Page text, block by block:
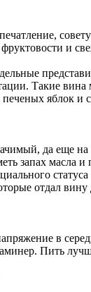
и
Такие
яблок и
да еще
запах масла и
отдал вину
в
Пить